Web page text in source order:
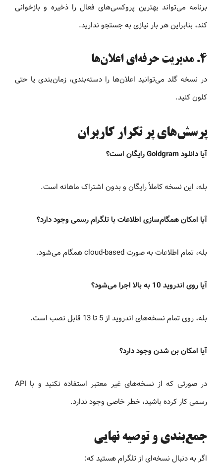
برنامه می‌تواند بهترین پروکسی‌های فعال را ذخیره و بازخوانی
کند، بنابراین هر بار نیازی به جستجو ندارید.
4. مدیریت حرفه‌ای اعلان‌ها
در نسخه گلد می‌توانید اعلان‌ها را دسته‌بندی، زمان‌بندی یا حتی
کلون کنید.
پرسش‌های پر تکرار کاربران
آیا دانلود Goldgram رایگان است؟
بله، این نسخه کاملاً رایگان و بدون اشتراک ماهانه است.
آیا امکان همگام‌سازی اطلاعات با تلگرام رسمی وجود دارد؟
بله، تمام اطلاعات به صورت cloud-based همگام می‌شود.
آیا روی اندروید 10 به بالا اجرا می‌شود؟
بله، روی تمام نسخه‌های اندروید از 5 تا 13 قابل نصب است.
آیا امکان بن شدن وجود دارد؟
در صورتی که از نسخه‌های غیر معتبر استفاده نکنید و با API
رسمی کار کرده باشید، خطر خاصی وجود ندارد.
جمع‌بندی و توصیه نهایی
اگر به دنبال نسخه‌ای از تلگرام هستید که: